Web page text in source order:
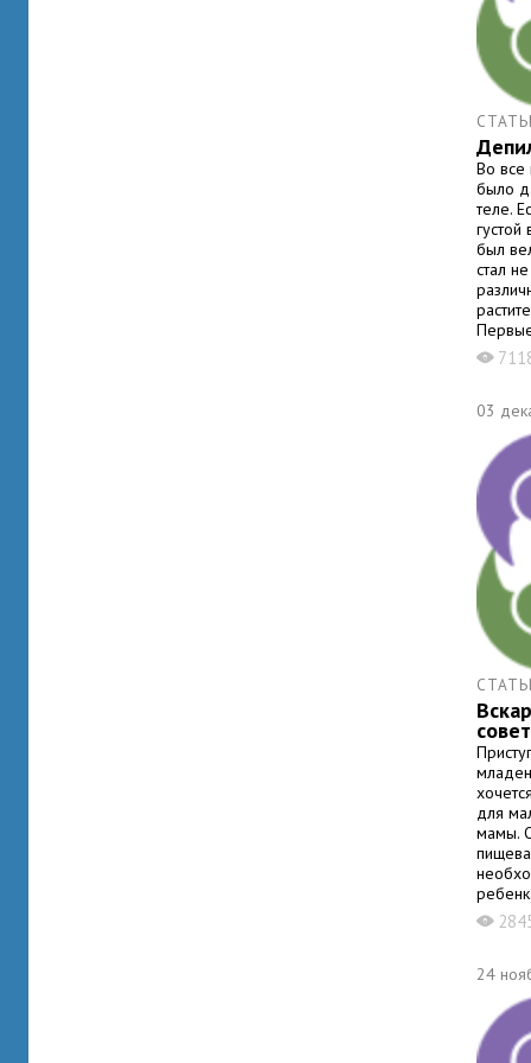
Во все
было
теле.
был
стал
X
03
для
мамы.
молока
X
24